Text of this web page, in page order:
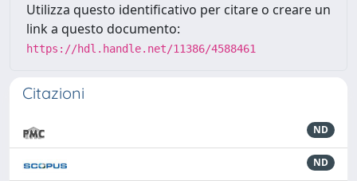
Utilizza questo identificativo per citare o creare un
link a questo documento:
https://hdl.handle.net/11386/4588461
Citazioni
ND
ND